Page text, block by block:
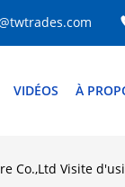
VIDÉOS À
Co.,Ltd Visite